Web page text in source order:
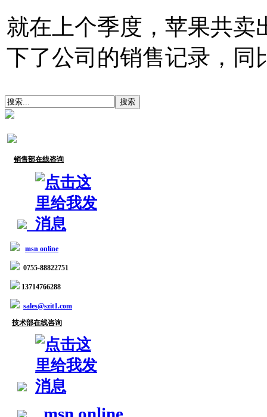
就在上个季度，苹果共卖
下了公司的销售记录，同
销售部在线咨询
msn online
0755-88822751
13714766288
sales@szit1.com
技术部在线咨询